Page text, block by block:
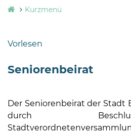
Stadtverwaltung
Bramstedt
04192-
506-
language
Kurzmenü
Vorlesen
Seniorenbeirat
Der Seniorenbeirat der Stadt
durch